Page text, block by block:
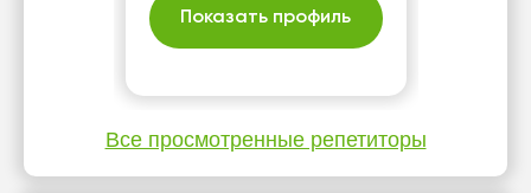
Показать профиль
Все просмотренные репетиторы